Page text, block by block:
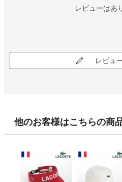
レビューはあ
レビュ
他のお客様はこちらの商